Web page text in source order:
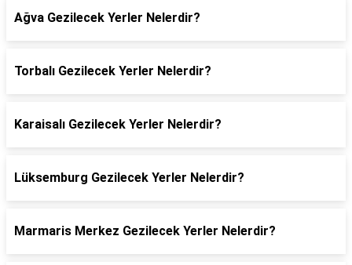
Ağva Gezilecek Yerler Nelerdir?
Torbalı Gezilecek Yerler Nelerdir?
Karaisalı Gezilecek Yerler Nelerdir?
Lüksemburg Gezilecek Yerler Nelerdir?
Marmaris Merkez Gezilecek Yerler Nelerdir?